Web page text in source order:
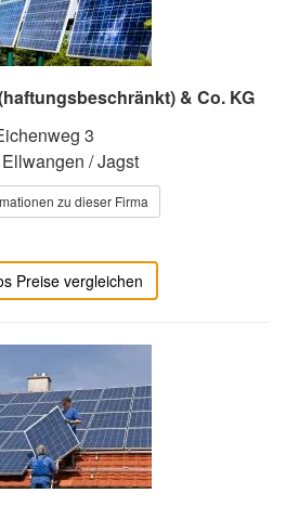
& Co. KG
3
/ Jagst
zu dieser Firma
Preise vergleichen